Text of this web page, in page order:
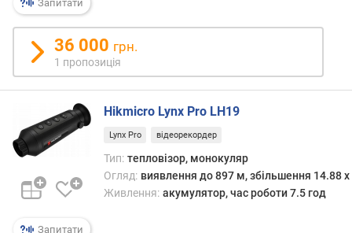
)
ф
о
к
у
н
а
в
і
д
т
Запитати
36 000 грн.
1 пропозиція
Запитати
Hikmicro Lynx Pro LH19
Lynx Pro відеорекордер
Тип: тепловізор, монокуляр
Огляд: виявлення до 897 м, збільшення 14.88 x
Живлення: акумулятор, час роботи 7.5 год